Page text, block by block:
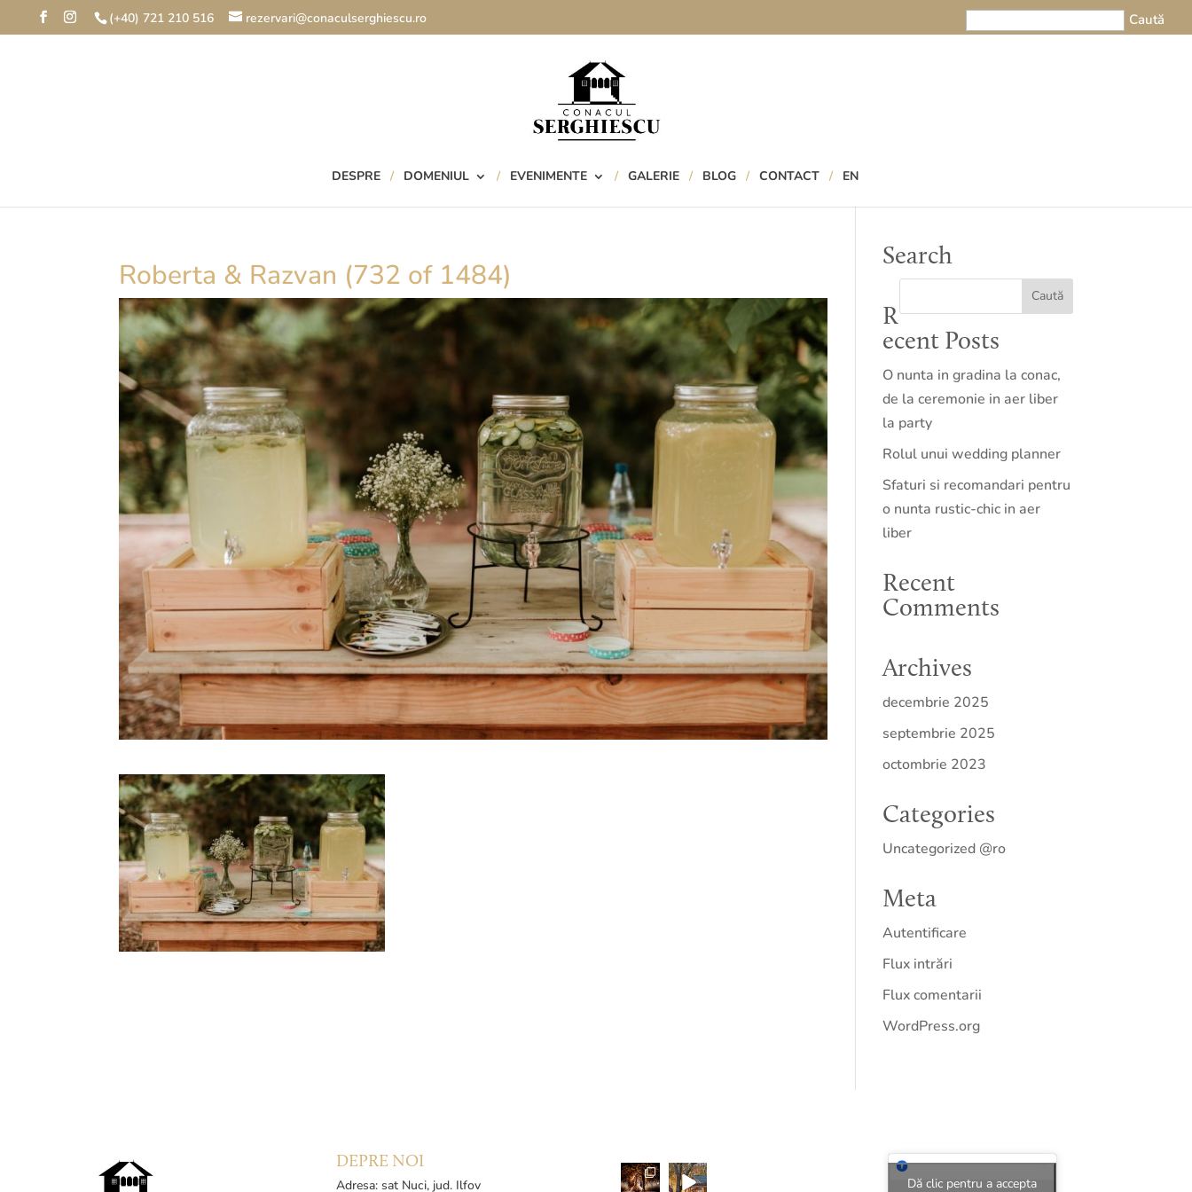
(+40) 721 210 516 rezervari@conaculserghiescu.ro
DESPRE DOMENIUL EVENIMENTE GALERIE BLOG CONTACT EN
Roberta & Razvan (732 of 1484) Search
R
ecent Posts
O nunta in gradina la conac,
de la ceremonie in aer liber
la party
Rolul unui wedding planner
Sfaturi si recomandari pentru
o nunta rustic-chic in aer
liber
Recent
Comments
Archives
decembrie 2025
septembrie 2025
octombrie 2023
Categories
Uncategorized @ro
Meta
Autentificare
Flux intrări
Flux comentarii
WordPress.org
DEPRE NOI
Adresa: sat Nuci, jud. Ilfov
Dă clic pentru a accepta